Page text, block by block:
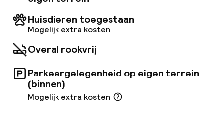
internet, zodat gasten op de hoogte kunnen
blijven terwijl ze weg zijn. Het hotel biedt ook
een aantal handige diensten, zoals een 24-
uursreceptie en een uitstekend en stevig
ontbijtbuffet om de dag op de best mogelijke
manier te beginnen. Er is ook een bar op het
terrein waar gasten kunnen genieten van een
warme koffie.
Huisdieren toegestaan
Mogelijk extra kosten
Overal rookvrij
Parkeergelegenheid op eigen terrein
(binnen)
Mogelijk extra kosten